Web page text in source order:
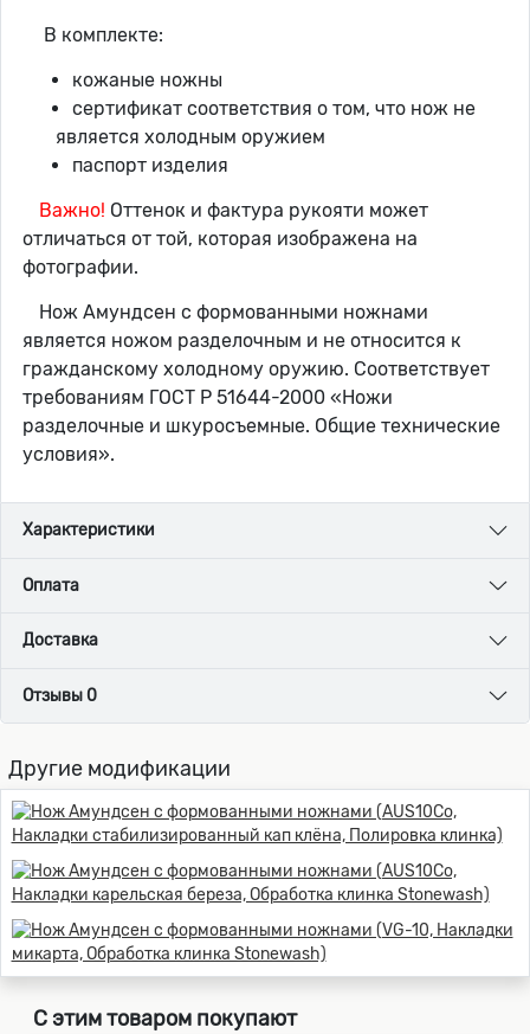
В комплекте:
кожаные ножны
сертификат соответствия о том, что нож не
является холодным оружием
паспорт изделия
Важно! Оттенок и фактура рукояти может
отличаться от той, которая изображена на
фотографии.
Нож Амундсен с формованными ножнами
является ножом разделочным и не относится к
гражданскому холодному оружию. Соответствует
требованиям ГОСТ Р 51644-2000 «Ножи
разделочные и шкуросъемные. Общие технические
условия».
Характеристики
Оплата
Доставка
Отзывы 0
Другие модификации
С этим товаром покупают